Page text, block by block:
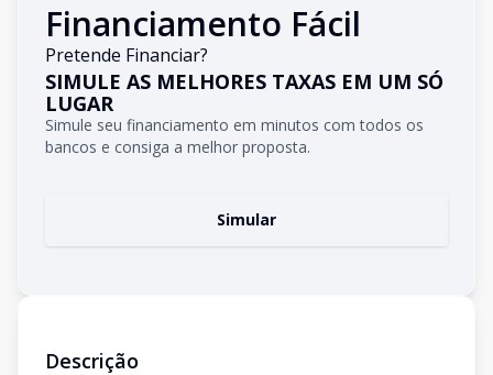
Financiamento Fácil
Pretende Financiar?
SIMULE AS MELHORES TAXAS EM UM SÓ
LUGAR
Simule seu financiamento em minutos com todos os
bancos e consiga a melhor proposta.
Simular
Descrição